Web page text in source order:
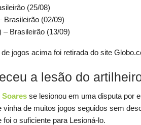
(25/08)
Brasileirão (02/09)
– Brasileirão (13/09)
de jogos acima foi retirada do site
a lesão do
se lesionou em uma disputa por
vinha de muitos jogos seguidos sem
o suficiente para Lesioná-lo.